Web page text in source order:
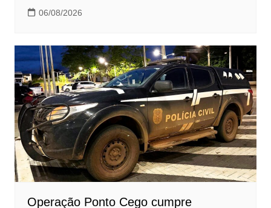
06/08/2026
Operação Ponto Cego cumpre